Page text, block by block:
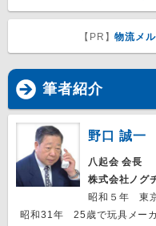
【PR】物流メ
筆者紹介
野口 誠一
八起会 会長
株式会社ノグ
昭和５年 東
昭和31年 25歳で玩具メー